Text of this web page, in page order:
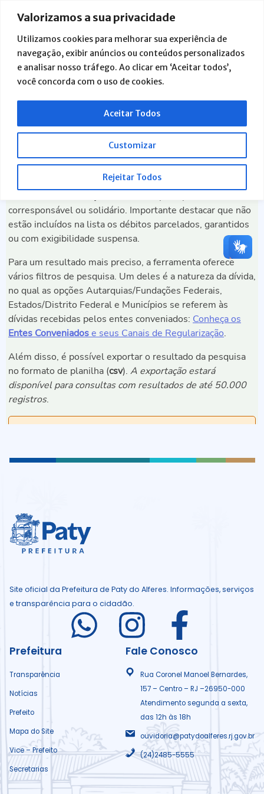
Valorizamos a sua privacidade
Utilizamos cookies para melhorar sua experiência de
navegação, exibir anúncios ou conteúdos personalizados
e analisar nosso tráfego. Ao clicar em ‘Aceitar todos’,
você concorda com o uso de cookies.
Customizar
Rejeitar Todos
Aceitar Todos
para
conteúdo
Consulta de Dívida Ativa
Site oficial da Prefeitura de Paty do Alferes. Informações, serviços
e transparência para o cidadão.
I
B
l
I
c
o
n
B
l
I
c
o
n
B
l
Prefeitura
Transparência
Notícias
Prefeito
Mapa do Site
Vice – Prefeito
Secretarias
Fale Conosco
Rua Coronel Manoel Bernardes,
157 – Centro – RJ –26950-000
Atendimento segunda a sexta,
das 12h às 18h
ouvidoria@patydoalferes.rj.gov.br
(24)2485-5555